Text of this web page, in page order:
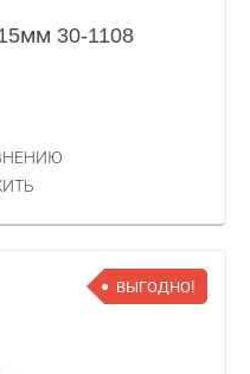
30-1108
ВЫГОДНО!